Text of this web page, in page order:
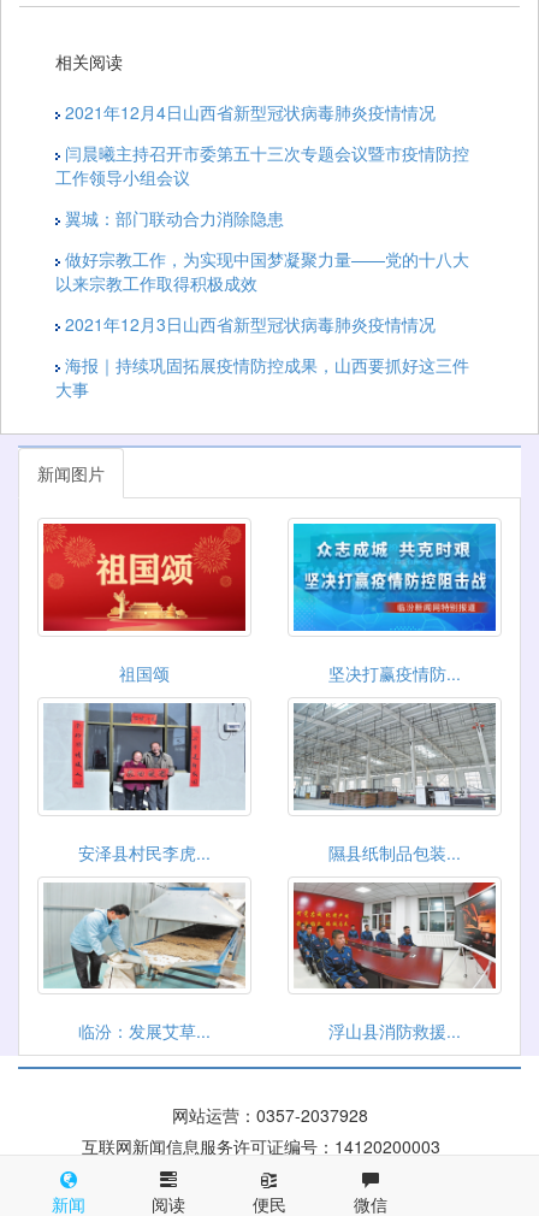
相关阅读
2021年12月4日山西省新型冠状病毒肺炎疫情情况
闫晨曦主持召开市委第五十三次专题会议暨市疫情防控
工作领导小组会议
翼城：部门联动合力消除隐患
做好宗教工作，为实现中国梦凝聚力量——党的十八大
以来宗教工作取得积极成效
2021年12月3日山西省新型冠状病毒肺炎疫情情况
海报｜持续巩固拓展疫情防控成果，山西要抓好这三件
大事
新闻图片
祖国颂 坚决打赢疫情防...
安泽县村民李虎... 隰县纸制品包装...
临汾：发展艾草... 浮山县消防救援...
网站运营： 0357-2037928
互联网新闻信息服务许可证编号：14120200003
晋公网安备 14100002000116号
新闻 阅读 便民 微信